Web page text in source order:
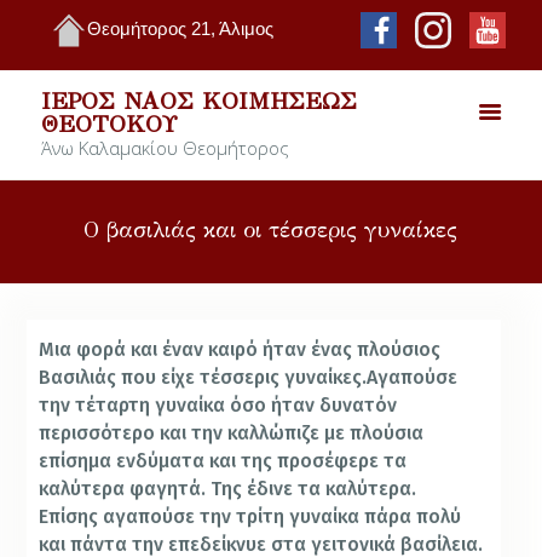
Θεομήτορος 21, Άλιμος
ΙΕΡΌΣ ΝΑΌΣ ΚΟΙΜΉΣΕΩΣ
ΘΕΟΤΌΚΟΥ
Άνω Καλαμακίου Θεομήτορος
Ο βασιλιάς και οι τέσσερις γυναίκες
Μια φορά και έναν καιρό ήταν ένας πλούσιος
Βασιλιάς που είχε τέσσερις γυναίκες.Αγαπούσε
την τέταρτη γυναίκα όσο ήταν δυνατόν
περισσότερο και την καλλώπιζε με πλούσια
επίσημα ενδύματα και της προσέφερε τα
καλύτερα φαγητά. Της έδινε τα καλύτερα.
Επίσης αγαπούσε την τρίτη γυναίκα πάρα πολύ
και πάντα την επεδείκνυε στα γειτονικά βασίλεια.